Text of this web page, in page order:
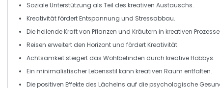
Soziale Unterstützung als Teil des kreativen Austauschs.
Kreativität fördertEntspannung und Stressabbau.
Die heilende Kraft von Pflanzen und Kräutern in kreativen
Reisen erweitert den Horizont und fördert Kreativität.
Achtsamkeit steigert das Wohlbefinden durch kreative Hobbys.
Ein minimalistischer Lebensstil kann kreativen Raum entfalten.
Die positiven Effekte des Lächelns auf die psychologische